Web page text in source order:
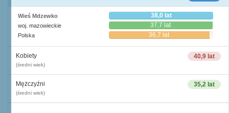
Wieś Mdzewko 38,0 lat
woj. mazowieckie 37,7 lat
Polska 36,7 lat
40,9 lat
Kobiety
(średni wiek)
35,2 lat
Mężczyźni
(średni wiek)